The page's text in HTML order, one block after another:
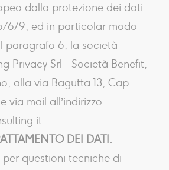
dalla protezione dei dati
679, ed in particolar modo
paragrafo 6, la società
Privacy Srl – Società Benefit,
alla via Bagutta 13, Cap
via mail all’indirizzo
DEI DATI.
per questioni tecniche di